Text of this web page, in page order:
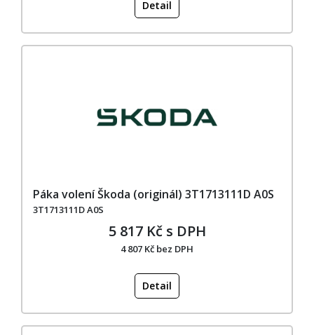
Detail
Páka volení Škoda (originál) 3T1713111D A0S
3T1713111D A0S
5 817 Kč s DPH
4 807 Kč bez DPH
Detail